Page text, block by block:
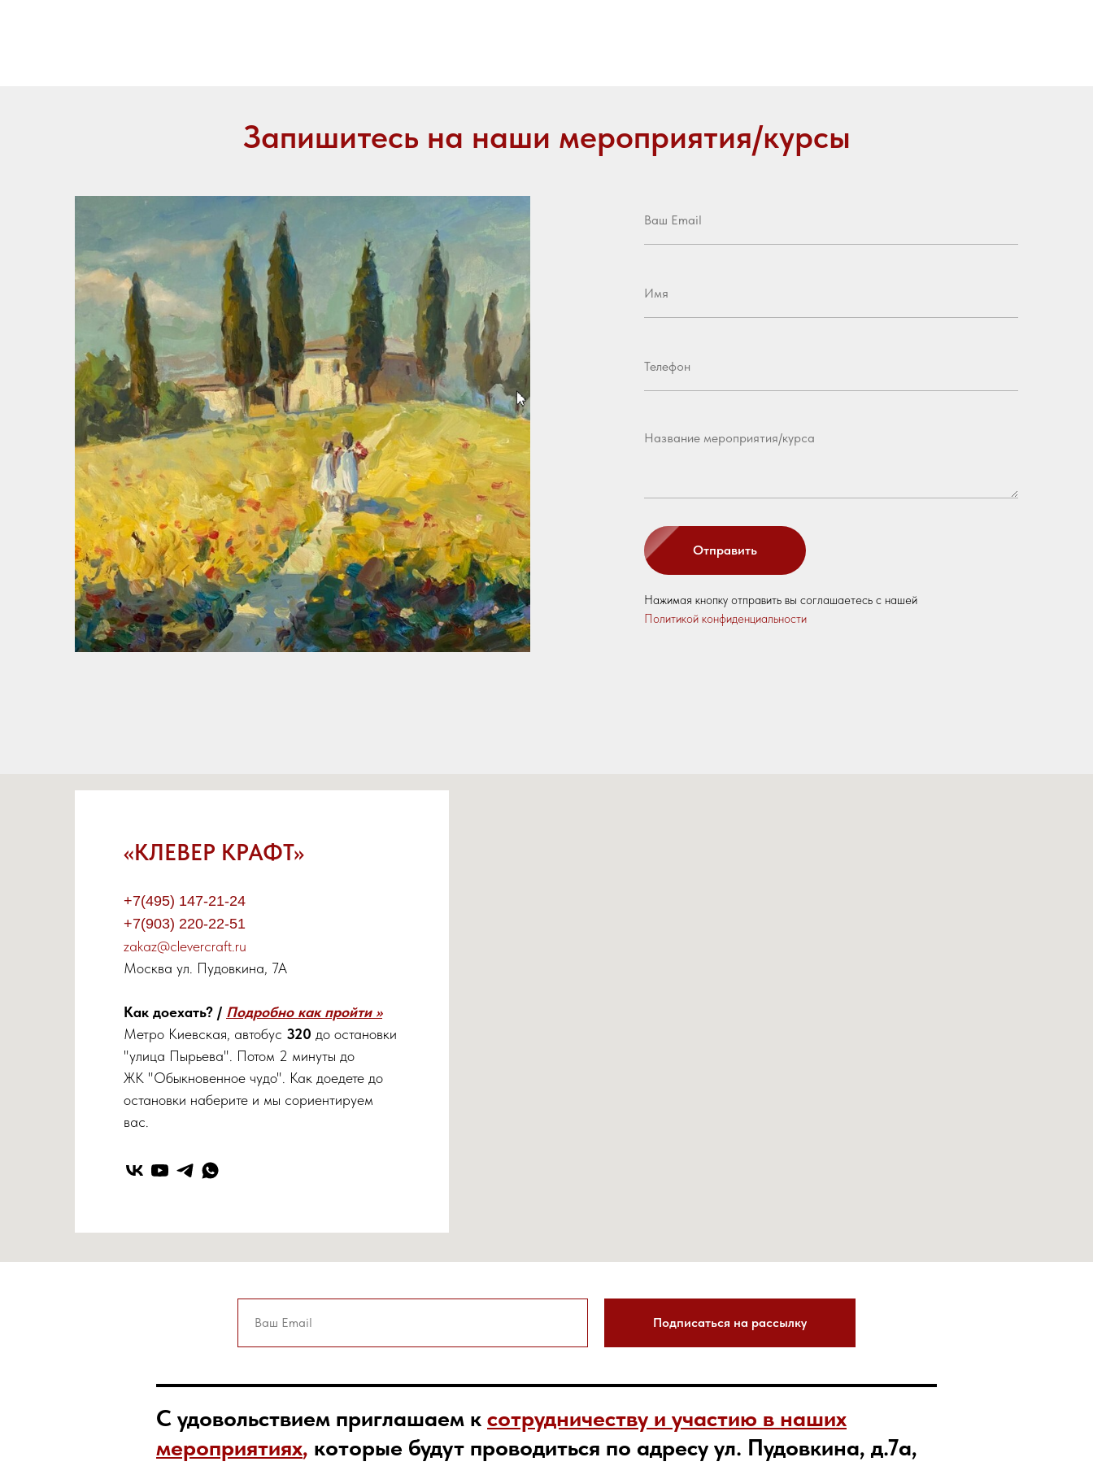
Запишитесь на наши мероприятия/курсы
Отправить
Нажимая кнопку отправить вы соглашаетесь с нашей
Политикой конфиденциальности
«КЛЕВЕР КРАФТ»
+7(495) 147-21-24
+7(903) 220-22-51
zakaz@clevercraft.ru
Москва ул. Пудовкина, 7А
Как доехать? / Подробно как пройти >>
Метро Киевская, автобус 320 до остановки
"улица Пырьева". Потом 2 минуты до
ЖК "Обыкновенное чудо". Как доедете до
остановки наберите и мы сориентируем
вас.
Подписаться на рассылку
С удовольствием приглашаем к сотрудничеству и участию в наших
мероприятиях, которые будут проводиться по адресу ул. Пудовкина, д.7а,